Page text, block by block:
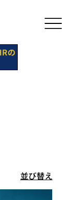
の
並び替え